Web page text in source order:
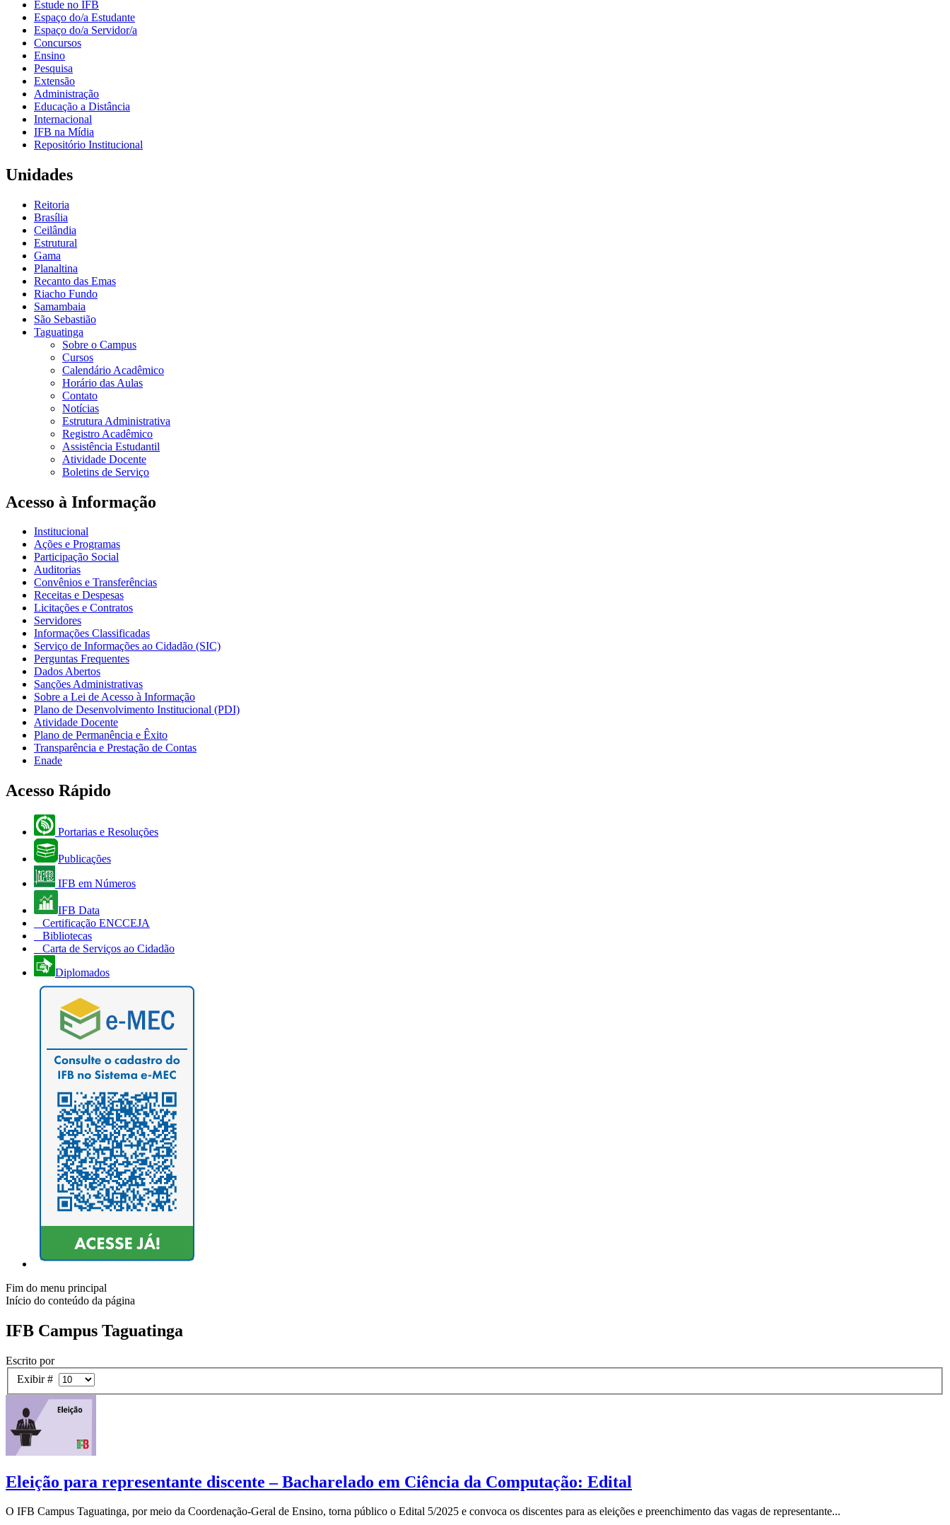
Estude no IFB
Espaço do/a Estudante
Espaço do/a Servidor/a
Concursos
Ensino
Pesquisa
Extensão
Administração
Educação a Distância
Internacional
IFB na Mídia
Repositório Institucional
Unidades
Reitoria
Brasília
Ceilândia
Estrutural
Gama
Planaltina
Recanto das Emas
Riacho Fundo
Samambaia
São Sebastião
Taguatinga
Sobre o Campus
Cursos
Calendário Acadêmico
Horário das Aulas
Contato
Notícias
Estrutura Administrativa
Registro Acadêmico
Assistência Estudantil
Atividade Docente
Boletins de Serviço
Acesso à Informação
Institucional
Ações e Programas
Participação Social
Auditorias
Convênios e Transferências
Receitas e Despesas
Licitações e Contratos
Servidores
Informações Classificadas
Serviço de Informações ao Cidadão (SIC)
Perguntas Frequentes
Dados Abertos
Sanções Administrativas
Sobre a Lei de Acesso à Informação
Plano de Desenvolvimento Institucional (PDI)
Atividade Docente
Plano de Permanência e Êxito
Transparência e Prestação de Contas
Enade
Acesso Rápido
Portarias e Resoluções
Publicações
IFB em Números
IFB Data
Certificação ENCCEJA
Bibliotecas
Carta de Serviços ao Cidadão
Diplomados
Fim do menu principal
Início do conteúdo da página
IFB Campus Taguatinga
Escrito por
Exibir #
Eleição para representante discente – Bacharelado em Ciência da Computação: Edital
O IFB Campus Taguatinga, por meio da Coordenação-Geral de Ensino, torna público o Edital 5/2025 e convoca os discentes para as eleições e preenchimento das vagas de representante...